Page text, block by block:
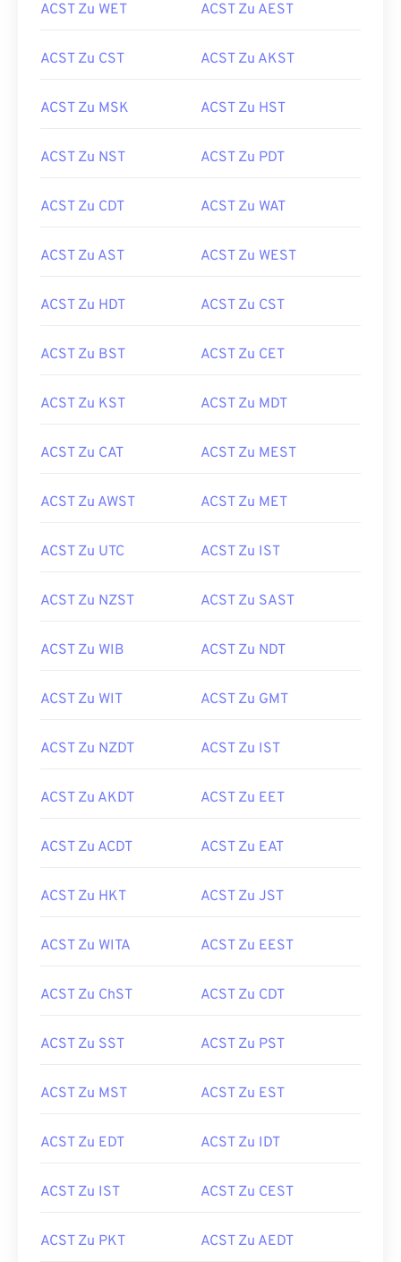
ACST Zu WET ACST Zu AEST
ACST Zu CST ACST Zu AKST
ACST Zu MSK ACST Zu HST
ACST Zu NST ACST Zu PDT
ACST Zu CDT ACST Zu WAT
ACST Zu AST ACST Zu WEST
ACST Zu HDT ACST Zu CST
ACST Zu BST ACST Zu CET
ACST Zu KST ACST Zu MDT
ACST Zu CAT ACST Zu MEST
ACST Zu AWST ACST Zu MET
ACST Zu UTC ACST Zu IST
ACST Zu NZST ACST Zu SAST
ACST Zu WIB ACST Zu NDT
ACST Zu WIT ACST Zu GMT
ACST Zu NZDT ACST Zu IST
ACST Zu AKDT ACST Zu EET
ACST Zu ACDT ACST Zu EAT
ACST Zu HKT ACST Zu JST
ACST Zu WITA ACST Zu EEST
ACST Zu ChST ACST Zu CDT
ACST Zu SST ACST Zu PST
ACST Zu MST ACST Zu EST
ACST Zu EDT ACST Zu IDT
ACST Zu IST ACST Zu CEST
ACST Zu PKT ACST Zu AEDT